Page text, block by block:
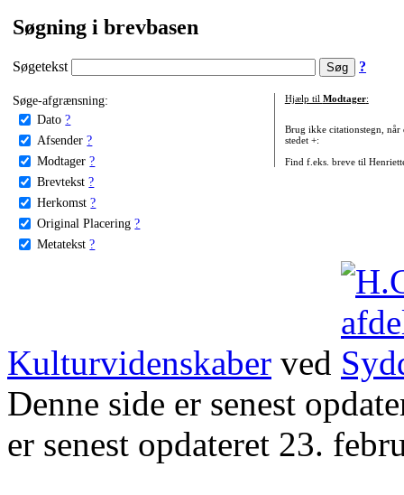
Søgning i brevbasen
Søgetekst ?
Søge-afgrænsning:
Dato ?
Afsender ?
Modtager ?
Brevtekst ?
Herkomst ?
Original Placering ?
Metatekst ?
Hjælp til Modtager:
Brug ikke citationstegn, når
stedet +:
Find f.eks. breve til
Kulturvidenskaber ved
Denne side er senest
er senest opdateret 23.